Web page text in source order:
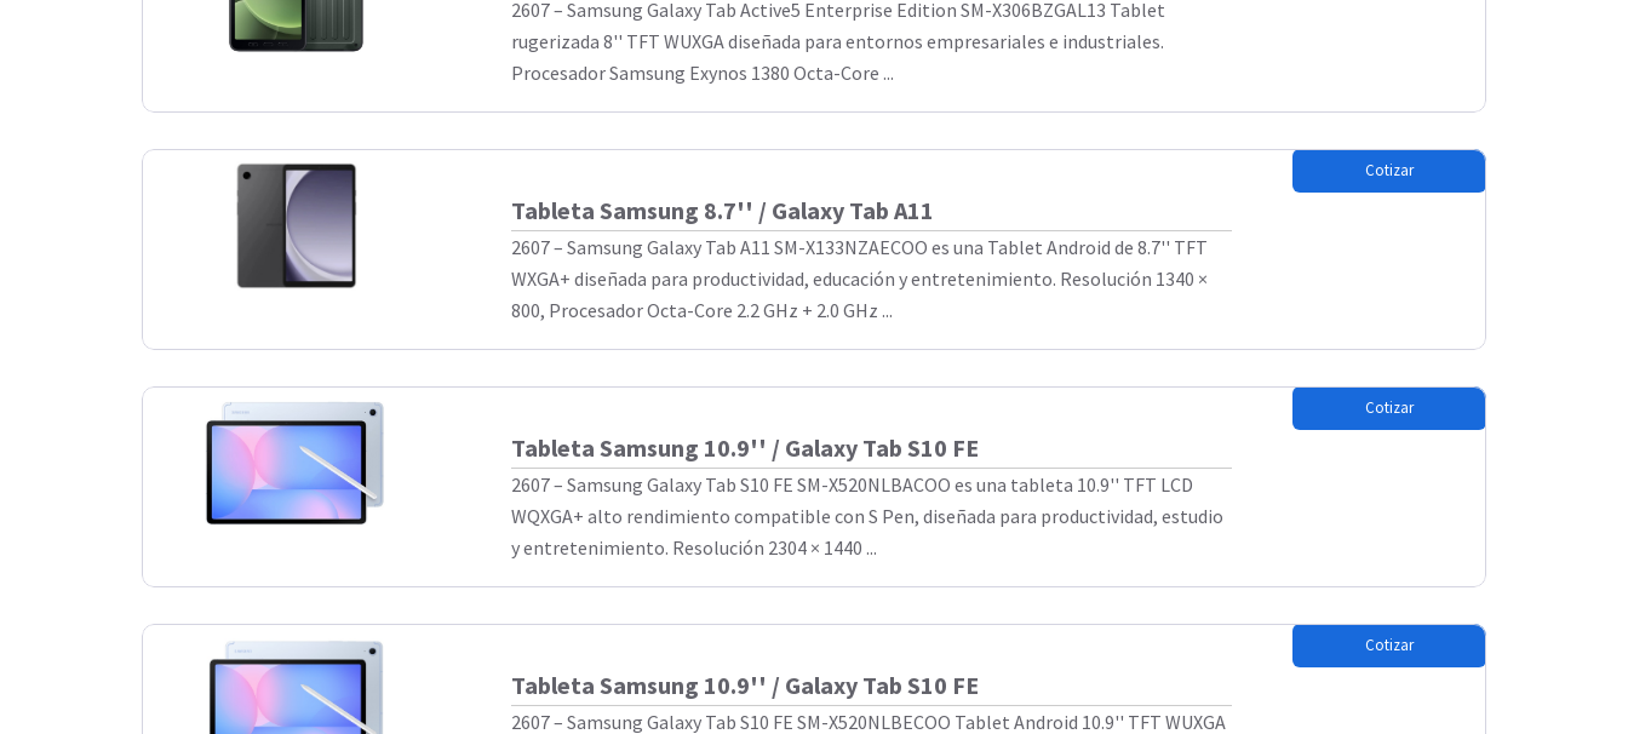
2607 – Samsung Galaxy Tab Active5 Enterprise Edition SM-X306BZGAL13 Tablet
rugerizada 8'' TFT WUXGA diseñada para entornos empresariales e industriales.
Procesador Samsung Exynos 1380 Octa-Core ...
Tableta Samsung 8.7'' / Galaxy Tab A11
2607 – Samsung Galaxy Tab A11 SM-X133NZAECOO es una Tablet Android de 8.7'' TFT
WXGA+ diseñada para productividad, educación y entretenimiento. Resolución 1340 ×
800, Procesador Octa-Core 2.2 GHz + 2.0 GHz ...
Cotizar
Tableta Samsung 10.9'' / Galaxy Tab S10 FE
2607 – Samsung Galaxy Tab S10 FE SM-X520NLBACOO es una tableta 10.9'' TFT LCD
WQXGA+ alto rendimiento compatible con S Pen, diseñada para productividad, estudio
y entretenimiento. Resolución 2304 × 1440 ...
Cotizar
Tableta Samsung 10.9'' / Galaxy Tab S10 FE
2607 – Samsung Galaxy Tab S10 FE SM-X520NLBECOO Tablet Android 10.9'' TFT WUXGA
Cotizar